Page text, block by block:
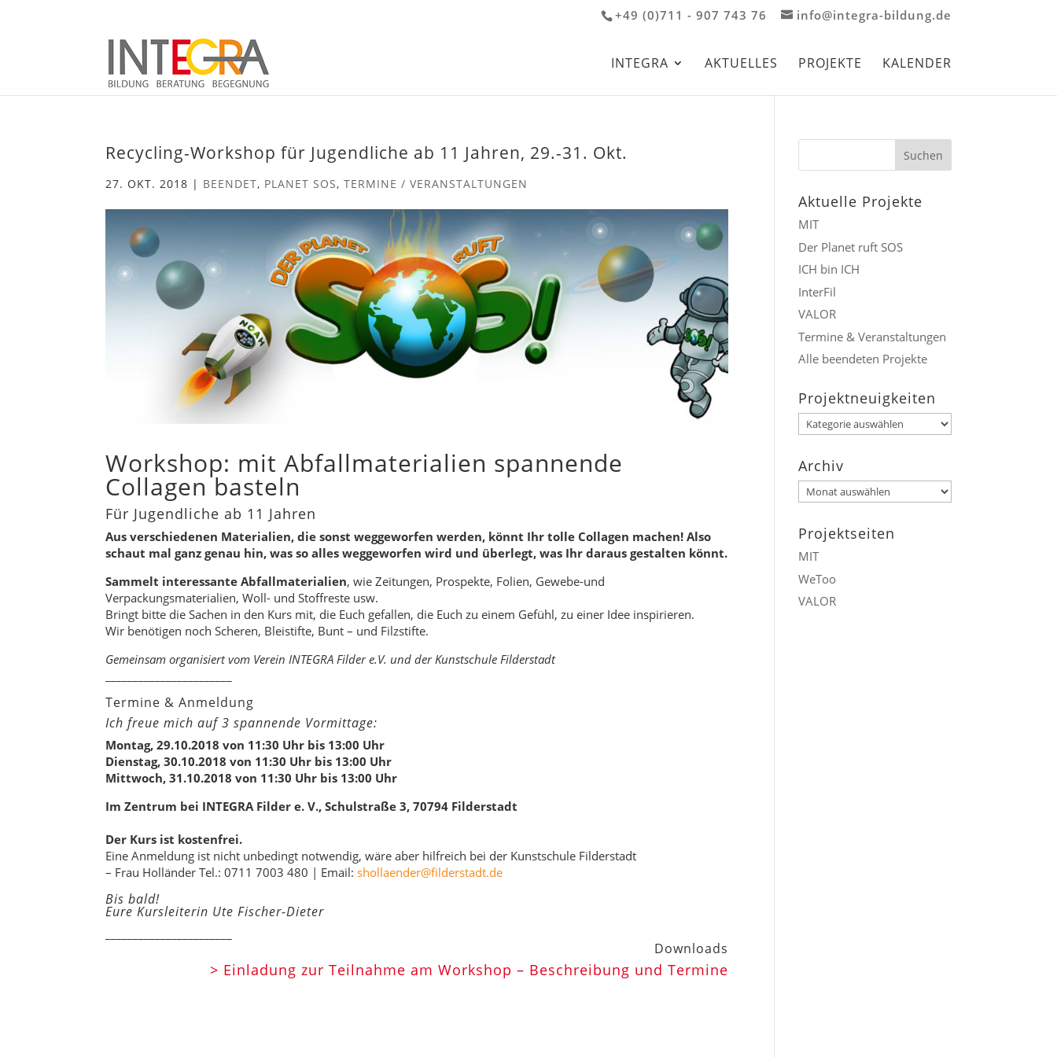
+49 (0)711 - 907 743 76 info@integra-bildung.de
INTEGRA AKTUELLES PROJEKTE KALENDER
Recycling-Workshop für Jugendliche ab 11 Jahren, 29.-31. Okt.
27. OKT. 2018 | BEENDET, PLANET SOS,TERMINE / VERANSTALTUNGEN
Workshop: mit Abfallmaterialien spannende
Collagen basteln
Für Jugendliche ab 11 Jahren
Aus verschiedenen Materialien, die sonst weggeworfen werden, könnt Ihr tolle Collagen machen! Also
schaut mal ganz genau hin, was so alles weggeworfen wird und überlegt, was Ihr daraus gestalten könnt.
Sammelt interessante Abfallmaterialien, wie Zeitungen, Prospekte, Folien, Gewebe-und
Verpackungsmaterialien, Woll- und Stoffreste usw.
Bringt bitte die Sachen in den Kurs mit, die Euch gefallen, die Euch zu einem Gefühl, zu einer Idee inspirieren.
Wir benötigen noch Scheren, Bleistifte, Bunt – und Filzstifte.
Gemeinsam organisiert vom Verein INTEGRA Filder e.V. und der Kunstschule Filderstadt
Termine & Anmeldung
Ich freue mich auf 3 spannende Vormittage:
Montag, 29.10.2018 von 11:30 Uhr bis 13:00 Uhr
Dienstag, 30.10.2018 von 11:30 Uhr bis 13:00 Uhr
Mittwoch, 31.10.2018 von 11:30 Uhr bis 13:00 Uhr
Im Zentrum bei INTEGRA Filder e. V., Schulstraße 3, 70794 Filderstadt
Der Kurs ist kostenfrei.
Eine Anmeldung ist nicht unbedingt notwendig, wäre aber hilfreich bei der Kunstschule Filderstadt
– Frau Holländer Tel.: 0711 7003 480 | Email:shollaender@filderstadt.de
Bis bald!
Eure Kursleiterin Ute Fischer-Dieter
Downloads
> Einladung zur Teilnahme am Workshop – Beschreibung und Termine
Aktuelle Projekte
MIT
Der Planet ruft SOS
ICH bin ICH
InterFil
VALOR
Termine & Veranstaltungen
Alle beendeten Projekte
Projektneuigkeiten
Projektneuigkeiten
Archiv
Archiv
Projektseiten
MIT
WeToo
VALOR